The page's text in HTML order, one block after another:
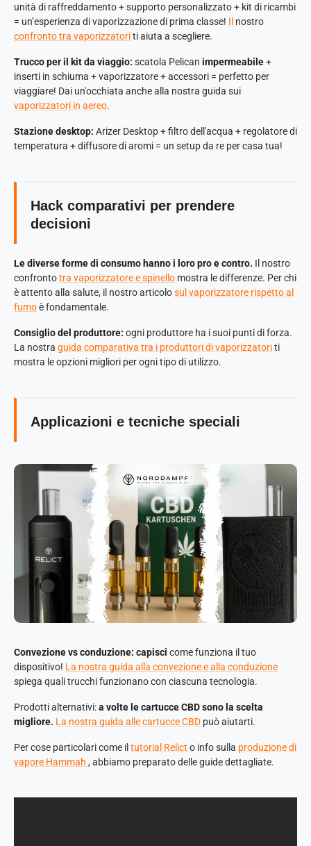
unità di raffreddamento + supporto personalizzato + kit di ricambi
= un’esperienza di vaporizzazione di prima classe! Il nostro
confronto tra vaporizzatoriti aiuta a scegliere.
Trucco per il kit da viaggio: scatola Pelican impermeabile+
inserti in schiuma + vaporizzatore + accessori = perfetto per
viaggiare! Dai un'occhiata anche alla nostra guida sui
vaporizzatori in aereo.
Stazione desktop: Arizer Desktop + filtro dell'acqua + regolatore di
temperatura + diffusore di aromi = un setup da re per casa tua!
Hack comparativi per prendere
decisioni
Le diverse forme di consumo hanno i loro pro e contro. Il nostro
confrontotra vaporizzatore e spinello mostra le differenze. Per chi
è attento alla salute, il nostro articolosul vaporizzatore rispetto al
fumoè fondamentale.
Consiglio del produttore: ogni produttore ha i suoi punti di forza.
La nostra guida comparativa tra i produttori di vaporizzatoriti
mostra le opzioni migliori per ogni tipo di utilizzo.
Applicazioni e tecniche speciali
Convezione vs conduzione: capisci come funziona il tuo
dispositivo! La nostra guida alla convezione e alla conduzione
spiega quali trucchi funzionano con ciascuna tecnologia.
Prodotti alternativi:a volte le cartucce CBD sono la scelta
migliore. La nostra guida alle cartucce CBD può aiutarti.
Per cose particolari come il tutorial Relict o info sulla produzione di
vapore Hammah , abbiamo preparato delle guide dettagliate.